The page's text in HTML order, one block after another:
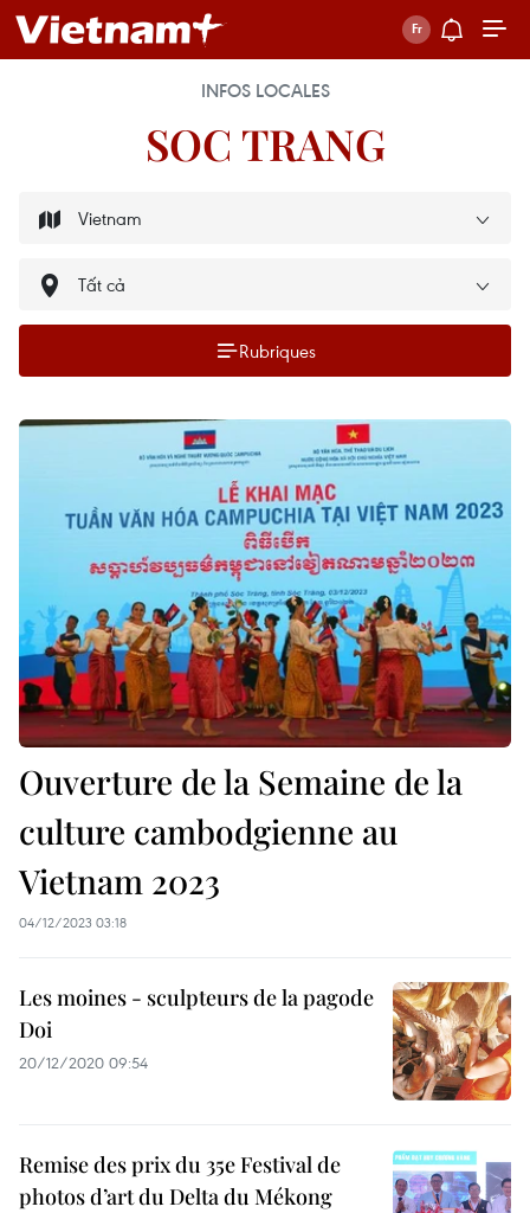
INFOS LOCALES
SOC TRANG
Rubriques
Ouverture de la Semaine de la
culture cambodgienne au
Vietnam 2023
04/12/2023 03:18
Les moines - sculpteurs de la pagode
Doi
20/12/2020 09:54
Remise des prix du 35e Festival de
photos d’art du Delta du Mékong